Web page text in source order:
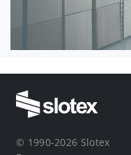
© 1990-2026 Slotex